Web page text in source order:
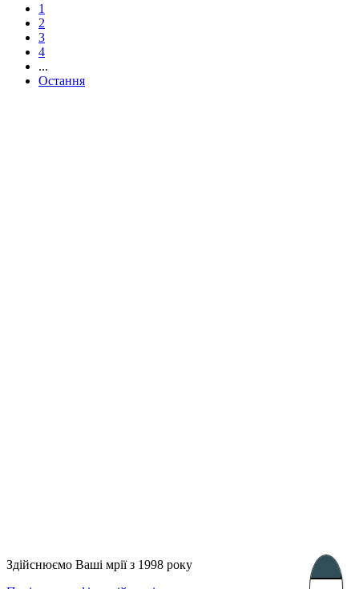
1
2
3
4
...
Остання
Здійснюємо Ваші мрії з 1998 року